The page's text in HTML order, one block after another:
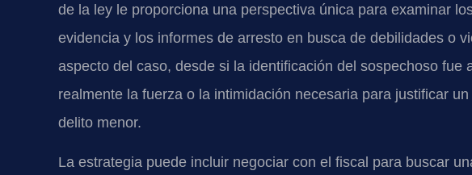
de la ley le proporciona una perspectiva única para examinar
evidencia y los informes de arresto en busca de debilidades o
aspecto del caso, desde si la identificación del sospechoso fue
realmente la fuerza o la intimidación necesaria para justificar
delito menor.
La estrategia puede incluir negociar con el fiscal para buscar